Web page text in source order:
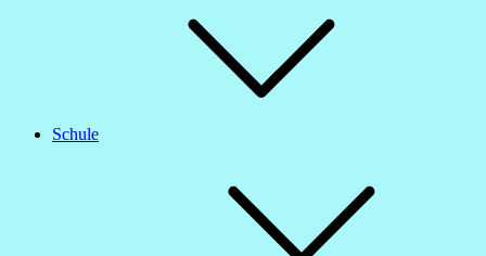
Schule